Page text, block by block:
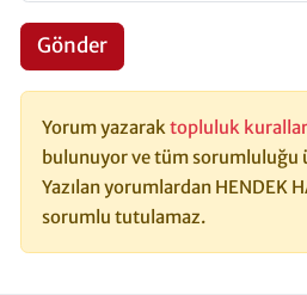
Gönder
Yorum yazarak topluluk
bulunuyor ve tüm sorumluluğu
Yazılan yorumlardan HENDEK
sorumlu tutulamaz.